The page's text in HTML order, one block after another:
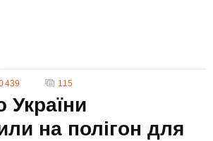
439 115
України
на полігон для